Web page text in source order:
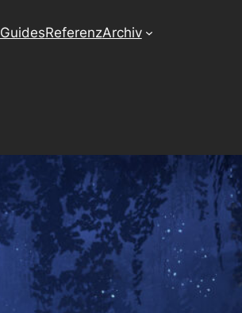
GuidesReferenzArchiv